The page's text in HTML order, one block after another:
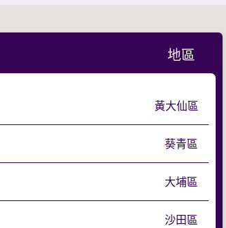
地區
黃大仙區
葵青區
大埔區
沙田區